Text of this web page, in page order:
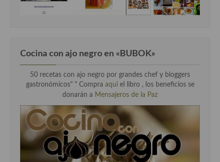
Cocina con ajo negro en «BUBOK»
50 recetas con ajo negro por grandes chef y bloggers
gastronómicos" " Compra aqui el libro , los beneficios se
donarán a Mensajeros de la Paz